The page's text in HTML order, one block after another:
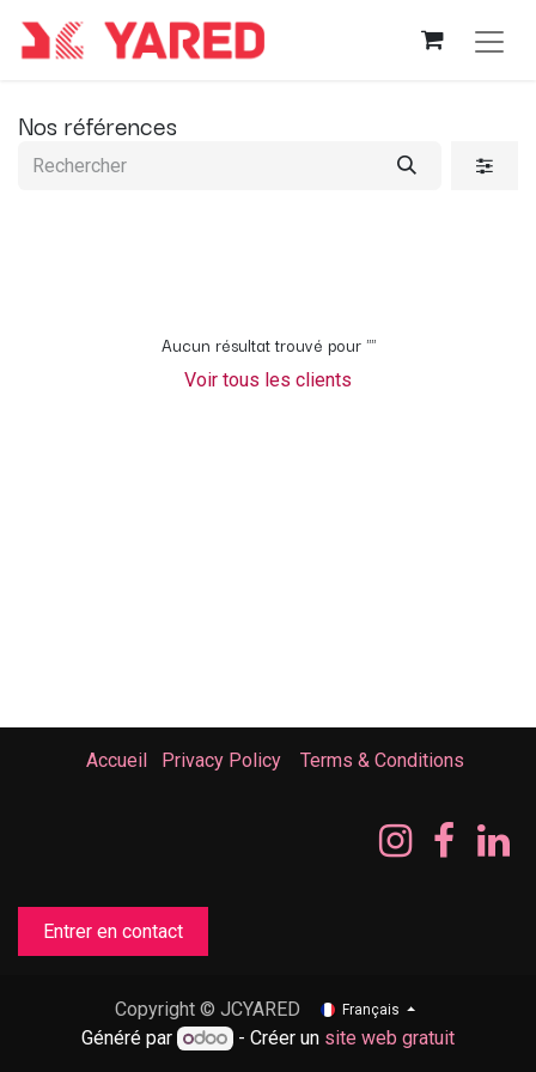
Nos références
Aucun résultat trouvé pour ""
Voir tous les clients
Accueil Privacy Policy Terms & Conditions
Entrer en contact
Copyright © JCYARED Français
Généré par - Créer un site web gratuit